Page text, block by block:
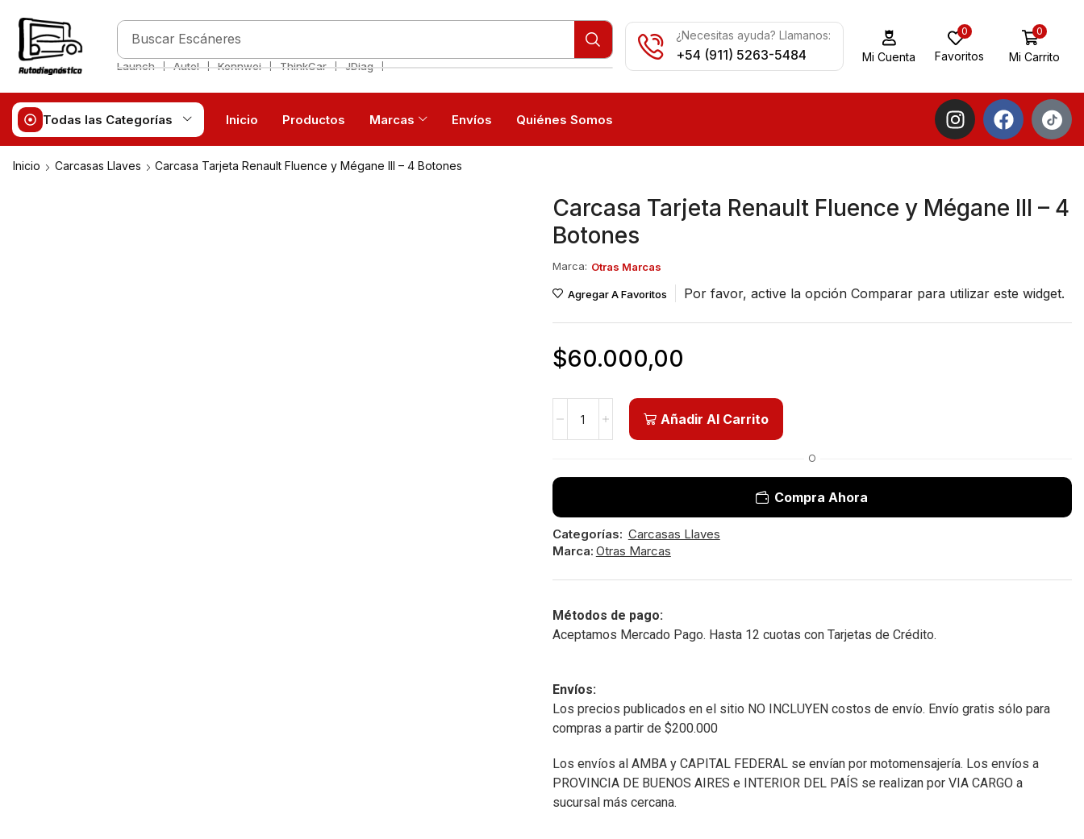
Buscar Escáneres
Launch ❘ Autel ❘ Konnwei ❘ ThinkCar ❘ JDiag ❘
¿Necesitas ayuda? Llamanos:
+54 (911) 5263-5484 Mi Cuenta
0
Favoritos
0
Mi Carrito
Todas las Categorías Inicio Productos Marcas Envíos Quiénes Somos
Inicio Carcasas Llaves Carcasa Tarjeta Renault Fluence y Mégane III – 4 Botones
Carcasa Tarjeta Renault Fluence y Mégane III – 4
Botones
Marca: Otras Marcas
Agregar A Favoritos Por favor, active la opción Compararpara utilizar este widget.
$60.000,00
Añadir Al Carrito
O
Compra Ahora
Categorías: Carcasas Llaves
Marca: Otras Marcas
Métodos de pago:
Aceptamos Mercado Pago. Hasta 12 cuotas con Tarjetas de Crédito.
Envíos:
Los precios publicados en el sitio NO INCLUYEN costos de envío. Envío gratis sólo para
compras a partir de $200.000
Los envíos al AMBA y CAPITAL FEDERAL se envían por motomensajería. Los envíos a
PROVINCIA DE BUENOS AIRES e INTERIOR DEL PAÍS se realizan por VIA CARGO a
sucursal más cercana.